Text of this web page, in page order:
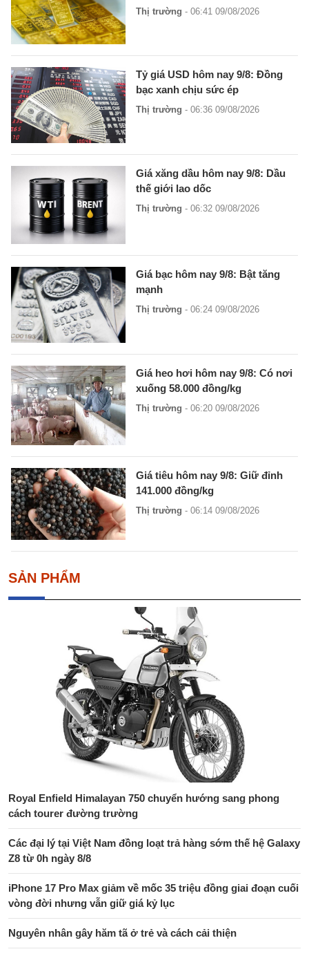
Thị trường - 06:41 09/08/2026
Tỷ giá USD hôm nay 9/8: Đồng
bạc xanh chịu sức ép
Thị trường - 06:36 09/08/2026
Giá xăng dầu hôm nay 9/8: Dầu
thế giới lao dốc
Thị trường - 06:32 09/08/2026
Giá bạc hôm nay 9/8: Bật tăng
mạnh
Thị trường - 06:24 09/08/2026
Giá heo hơi hôm nay 9/8: Có nơi
xuống 58.000 đồng/kg
Thị trường - 06:20 09/08/2026
Giá tiêu hôm nay 9/8: Giữ đỉnh
141.000 đồng/kg
Thị trường - 06:14 09/08/2026
SẢN PHẨM
Royal Enfield Himalayan 750 chuyển hướng sang phong
cách tourer đường trường
Các đại lý tại Việt Nam đồng loạt trả hàng sớm thế hệ Galaxy
Z8 từ 0h ngày 8/8
iPhone 17 Pro Max giảm về mốc 35 triệu đồng giai đoạn cuối
vòng đời nhưng vẫn giữ giá kỷ lục
Nguyên nhân gây hăm tã ở trẻ và cách cải thiện